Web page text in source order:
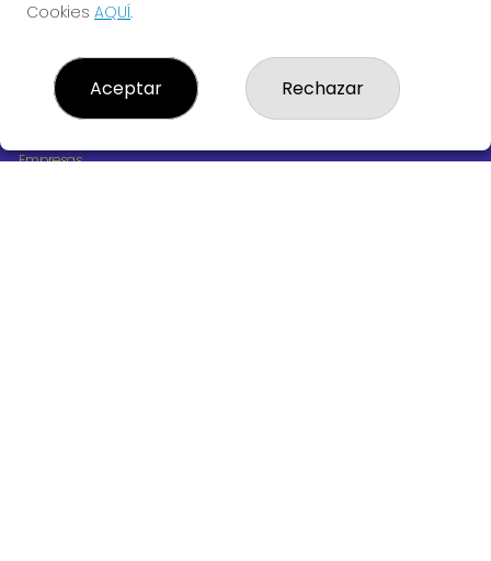
¿Quiénes somos?
Comprar lotería
Resultados
Empresas
Cookies AQUÍ.
Aceptar Rechazar